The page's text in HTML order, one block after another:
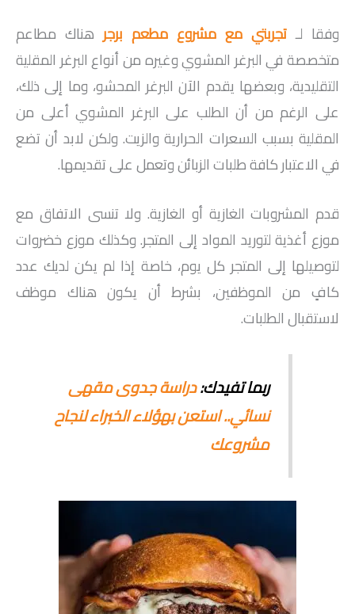
وفقا لـ تجربتي مع مشروع مطعم برجر هناك مطاعم
متخصصة في البرغر المشوي وغيره من أنواع البرغر المقلية
التقليدية، وبعضها يقدم الآن البرغر المحشو، وما إلى ذلك،
على الرغم من أن الطلب على البرغر المشوي أعلى من
المقلية بسبب السعرات الحرارية والزيت. ولكن لابد أن تضع
في الاعتبار كافة طلبات الزبائن وتعمل على تقديمها.
قدم المشروبات الغازية أو الغازية. ولا تنسى الاتفاق مع
موزع أغذية لتوريد المواد إلى المتجر. وكذلك موزع خضروات
لتوصيلها إلى المتجر كل يوم، خاصة إذا لم يكن لديك عدد
كافٍ من الموظفين، بشرط أن يكون هناك موظف
لاستقبال الطلبات.
ربما تفيدك:دراسة جدوى مقهى
نسائي.. استعن بهؤلاء الخبراء لنجاح
مشروعك